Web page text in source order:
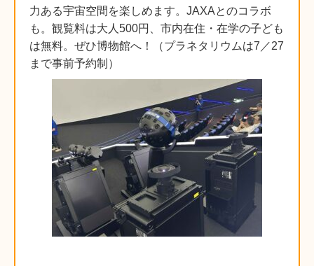
力ある宇宙空間を楽しめます。JAXAとのコラボ
も。観覧料は大人500円、市内在住・在学の子ども
は無料。ぜひ博物館へ！（プラネタリウムは7／27
まで事前予約制）